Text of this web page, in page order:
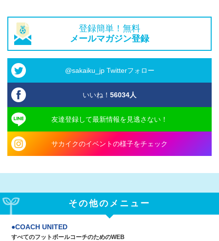
登録簡単！無料
メールマガジン登録
@sakaiku_jp Twitterフォロー
いいね！ 56034人
友達登録して最新情報を見逃さない！
サカイクのイベントの様子をチェック
その他のメニュー
COACH UNITED
すべてのフットボールコーチのためのWEB